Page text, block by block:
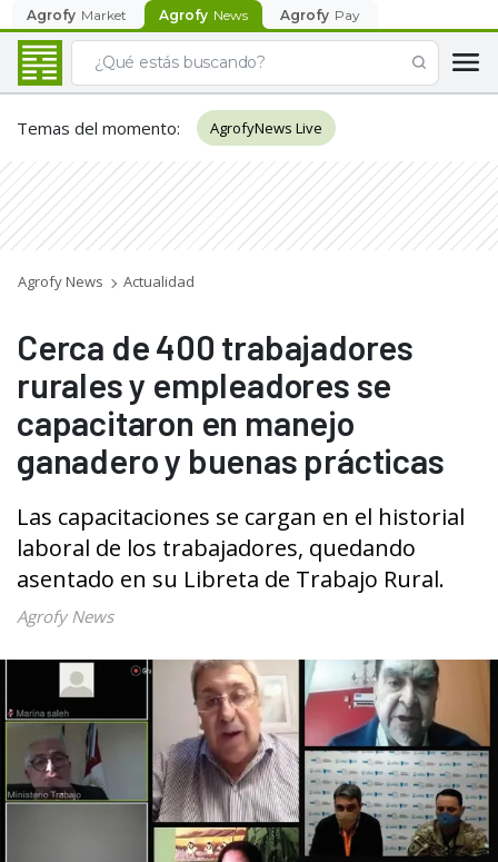
Agrofy Market Agrofy News Agrofy Pay
Temas del momento: AgrofyNews Live
Agrofy News Actualidad
Cerca de 400 trabajadores
rurales y empleadores se
capacitaron en manejo
ganadero y buenas prácticas
Las capacitaciones se cargan en el historial
laboral de los trabajadores, quedando
asentado en su Libreta de Trabajo Rural.
Agrofy News